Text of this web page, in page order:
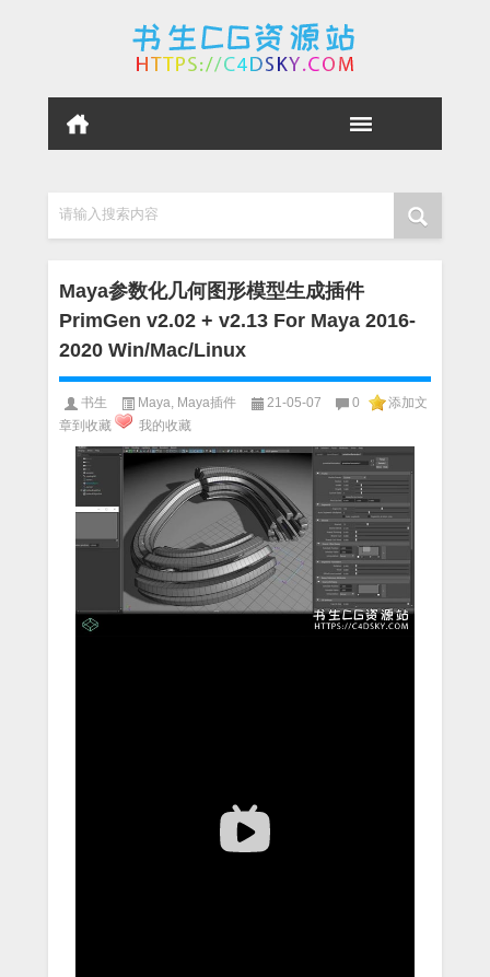
请输入搜索内容
Maya参数化几何图形模型生成插件
PrimGen v2.02 + v2.13 For Maya 2016-
2020 Win/Mac/Linux
书生 Maya Maya插件 21-05-07 0
添加文
章到收藏
我的收藏